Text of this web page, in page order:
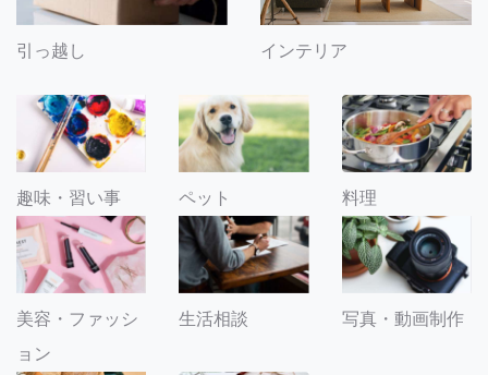
引っ越し インテリア
趣味・習い事 ペット 料理
美容・ファッシ
ョン
生活相談 写真・動画制作